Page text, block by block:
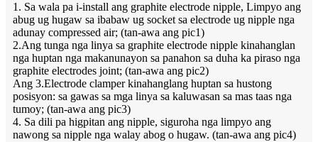
1. Sa wala pa i-install ang graphite electrode nipple, Limpyo ang
abug ug hugaw sa ibabaw ug socket sa electrode ug nipple nga
adunay compressed air; (tan-awa ang pic1)
2.Ang tunga nga linya sa graphite electrode nipple kinahanglan
nga huptan nga makanunayon sa panahon sa duha ka piraso nga
graphite electrodes joint; (tan-awa ang pic2)
Ang 3.Electrode clamper kinahanglang huptan sa hustong
posisyon: sa gawas sa mga linya sa kaluwasan sa mas taas nga
tumoy; (tan-awa ang pic3)
4. Sa dili pa higpitan ang nipple, siguroha nga limpyo ang
nawong sa nipple nga walay abog o hugaw. (tan-awa ang pic4)